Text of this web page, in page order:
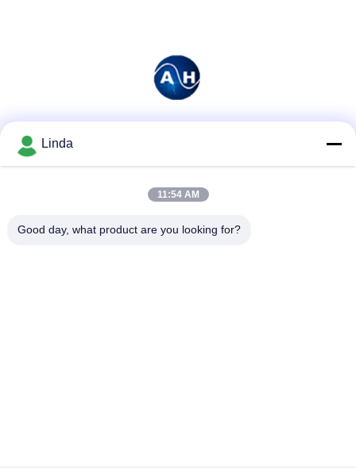
Linda
11:54 AM
Good day, what product are you looking for?